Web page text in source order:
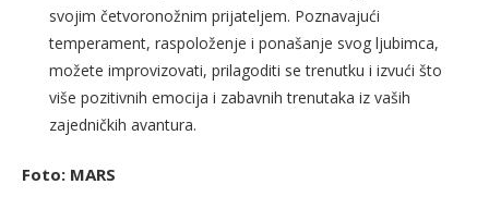
svojim četvoronožnim prijateljem. Poznavajući
temperament, raspoloženje i ponašanje svog ljubimca,
možete improvizovati, prilagoditi se trenutku i izvući što
više pozitivnih emocija i zabavnih trenutaka iz vaših
zajedničkih avantura.
Foto: MARS